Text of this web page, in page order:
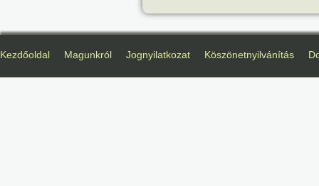
Kezdőoldal Magunkról Jognyilatkozat Köszönetnyilvánítás